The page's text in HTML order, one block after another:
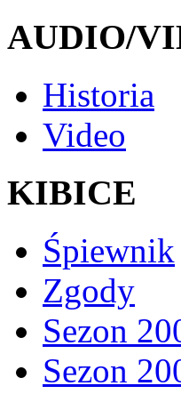
AUDIO/
Historia
Video
KIBICE
Śpiewnik
Zgody
Sezon
Sezon